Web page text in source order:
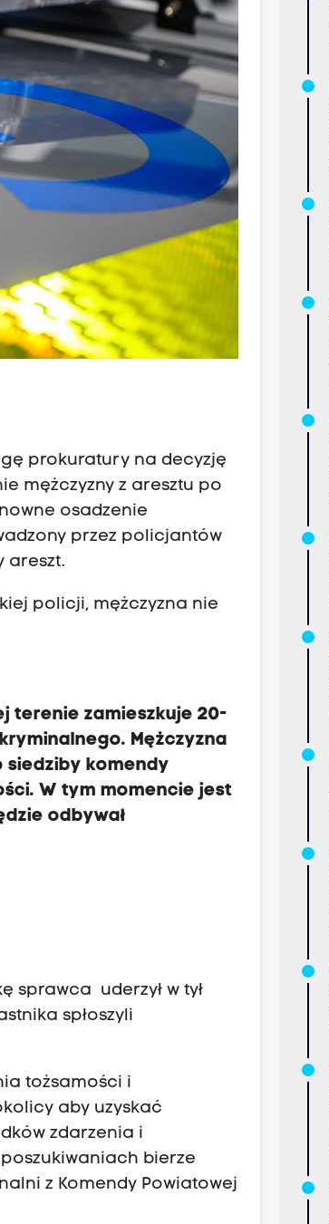
prokuratury na decyzję
mężczyzny z aresztu po
osadzenie
przez policjantów
areszt.
policji, mężczyzna nie
terenie zamieszkuje 20-
Mężczyzna
siedziby komendy
W tym momencie jest
odbywał
sprawca uderzył w tył
spłoszyli
tożsamości i
aby uzyskać
zdarzenia i
bierze
z Komendy Powiatowej